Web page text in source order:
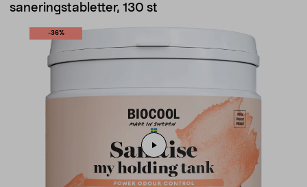
saneringstabletter, 130 st
-36%